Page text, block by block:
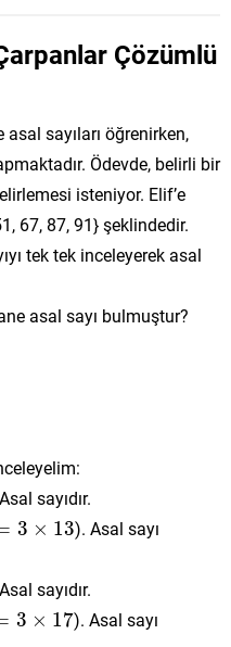
Çözümlü
sayıları öğrenirken,
Ödevde, belirli bir
isteniyor. Elif’e
67, 87, 91} şeklindedir.
tek tek inceleyerek asal
asal sayı bulmuştur?
sayıdır.
3 × 13
×13
). Asal sayı
sayıdır.
3 × 17
×17
). Asal sayı